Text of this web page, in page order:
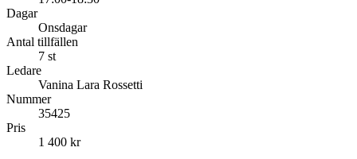
Dagar
Onsdagar
Antal tillfällen
7 st
Ledare
Vanina Lara Rossetti
Nummer
35425
Pris
1 400 kr